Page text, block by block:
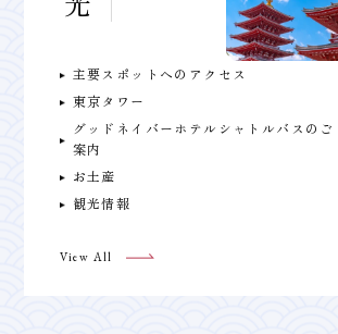
主要スポットへのアクセス
東京タワー
グッドネイバーホテルシャトルバスのご
案内
お土産
観光情報
View All